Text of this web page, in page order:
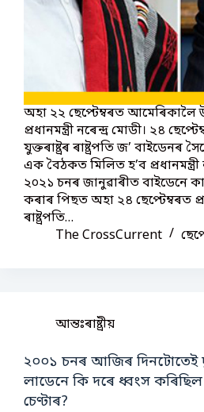
অহা ২২ ছেপ্টেম্বৰত আমেৰিকালৈ
প্ৰধানমন্ত্ৰী নৰেন্দ্ৰ মোডী। ২৪
যুক্তৰাষ্ট্ৰৰ ৰাষ্ট্ৰপতি জ’ বাইডেনৰ
এক বৈঠকত মিলিত হ’ব প্ৰধানমন্ত্ৰী
২০২১ চনৰ জানুৱাৰীত বাইডেনে
কৰাৰ পিছত অহা ২৪ ছেপ্টেম্বৰত
ৰাষ্ট্ৰপতি…
The CrossCurrent
আন্তঃৰাষ্ট্ৰীয়
২০০১ চনৰ আজিৰ দিনটোতেই
লাডেনে কি দৰে ধ্বংস কৰিছিল
চেণ্টাৰ?